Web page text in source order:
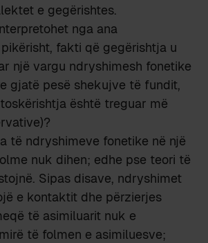
e gegërishtes.
nga ana
fakti që gegërishtja u
një vargu ndryshimesh fonetike
gjatë pesë shekujve të fundit,
është treguar më
të ndryshimeve fonetike në një
nuk dihen; edhe pse teori të
Sipas disave, ndryshimet
e kontaktit dhe përzierjes
të asimiluarit nuk e
të folmen e asimiluesve;